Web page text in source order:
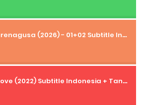
Wasurenagusa (2026) - 01+02 Subtitle Indonesia
First Love (2022) Subtitle Indonesia + Tanpa Iklan + Streaming + 1080p